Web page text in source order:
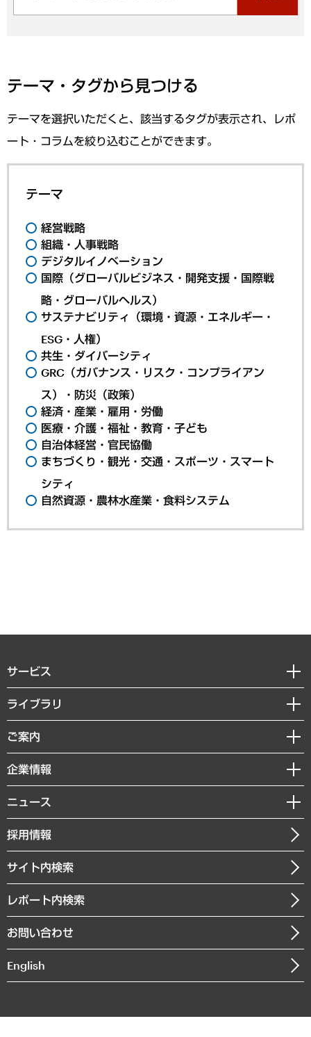
テーマ・タグから見つける
テーマを選択いただくと、該当するタグが表示され、レポ
ート・コラムを絞り込むことができます。
テーマ
経営戦略
組織・人事戦略
デジタルイノベーション
国際（グローバルビジネス・開発支援・国際戦
略・グローバルヘルス）
サステナビリティ（環境・資源・エネルギー・
ESG・人権）
共生・ダイバーシティ
GRC（ガバナンス・リスク・コンプライアン
ス）・防災（政策）
経済・産業・雇用・労働
医療・介護・福祉・教育・子ども
自治体経営・官民協働
まちづくり・観光・交通・スポーツ・スマート
シティ
自然資源・農林水産業・食料システム
サービス
経営戦略
組織・人事戦略
デジタルイノベーション
共生・ダイバーシティ
GRC（ガバナンス・リスク・コンプライアンス）・防災（政策）
経済・産業・雇用・労働
まちづくり・観光・交通・スポーツ・スマートシティ
自然資源・農林水産業・食料システム
ライブラリ
経済調査
レポート
コラム
経営用語集
受託・受注実績（官公庁関連）
メディア掲載・出演
ご案内
セミナー・イベント情報
MUFGビジネスセミナー
受託案件情報
企業情報
私たちの想い
社長メッセージ
会社概要
沿革
組織図・本部部室紹介
インドネシア現地法人
個人情報保護方針
ニュース
ニュースリリース
お知らせ
採用情報
サイト内検索
レポート内検索
お問い合わせ
English